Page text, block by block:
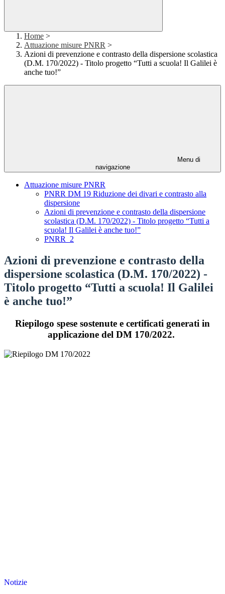
Home >
Attuazione misure PNRR >
Azioni di prevenzione e contrasto della dispersione scolastica
(D.M. 170/2022) - Titolo progetto “Tutti a scuola! Il Galilei è
anche tuo!”
Menu di
navigazione
Attuazione misure PNRR
PNRR DM 19 Riduzione dei divari e contrasto alla
dispersione
Azioni di prevenzione e contrasto della dispersione
scolastica (D.M. 170/2022) - Titolo progetto “Tutti a
scuola! Il Galilei è anche tuo!”
PNRR_2
Azioni di prevenzione e contrasto della
dispersione scolastica (D.M. 170/2022) -
Titolo progetto “Tutti a scuola! Il Galilei
è anche tuo!”
Riepilogo spese sostenute e certificati generati in
applicazione del DM 170/2022.
Notizie